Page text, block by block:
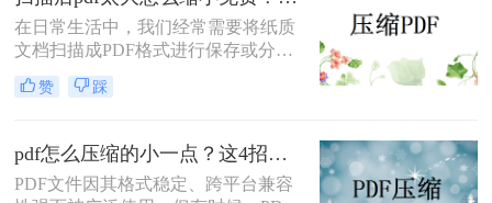
在日常生活中，我们经常需要将纸质
文档扫描成PDF格式进行保存或分
享。然而，扫描后的PDF文件有时会
因为包含高质量的图像或复杂的布局
怎么缩小免费呢？本文将介绍四种免
费且实用的方法，帮助你轻松缩小扫
描后的PDF文件。
赞 踩
pdf怎么压缩的小一点？这4招让你轻松压缩!
PDF文件因其格式稳定、跨平台兼容